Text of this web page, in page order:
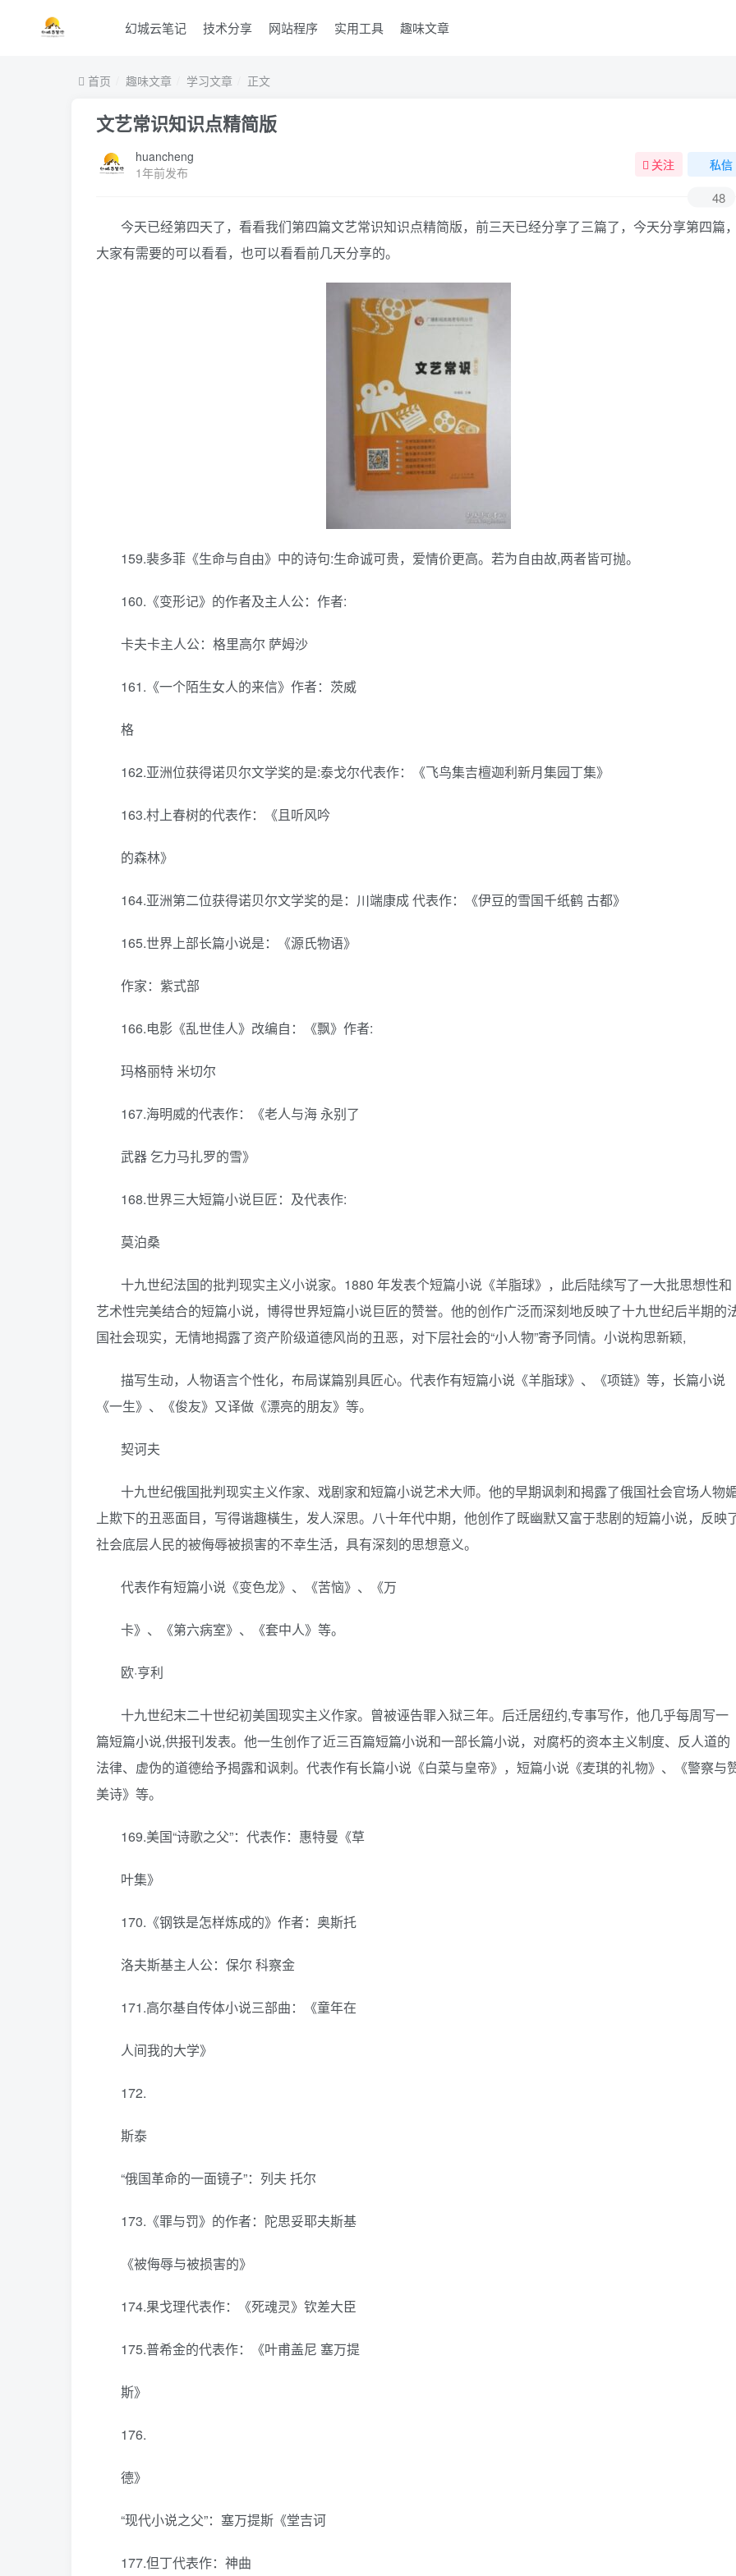
幻城云笔记 技术分享 网站程序 实用工具 趣味文章
首页 趣味文章 学习文章 正文
文艺常识知识点精简版
huancheng
1年前发布
关注 私信
48
今天已经第四天了，看看我们第四篇文艺常识知识点精简版，前三天已经分享了三篇了，今天分享第四篇
大家有需要的可以看看，也可以看看前几天分享的。
159.裴多菲《生命与自由》中的诗句:生命诚可贵，爱情价更高。若为自由故,两者皆可抛。
160.《变形记》的作者及主人公：作者:
卡夫卡主人公：格里高尔 萨姆沙
161.《一个陌生女人的来信》作者：茨威
格
162.亚洲位获得诺贝尔文学奖的是:泰戈尔代表作：《飞鸟集吉檀迦利新月集园丁集》
163.村上春树的代表作：《且听风吟
的森林》
164.亚洲第二位获得诺贝尔文学奖的是：川端康成 代表作：《伊豆的雪国千纸鹤 古都》
165.世界上部长篇小说是：《源氏物语》
作家：紫式部
166.电影《乱世佳人》改编自：《飘》作者:
玛格丽特 米切尔
167.海明威的代表作：《老人与海 永别了
武器 乞力马扎罗的雪》
168.世界三大短篇小说巨匠：及代表作:
莫泊桑
十九世纪法国的批判现实主义小说家。1880 年发表个短篇小说《羊脂球》，此后陆续写了一大批思想性和
艺术性完美结合的短篇小说，博得世界短篇小说巨匠的赞誉。他的创作广泛而深刻地反映了十九世纪后半期的
国社会现实，无情地揭露了资产阶级道德风尚的丑恶，对下层社会的“小人物”寄予同情。小说构思新颖,
描写生动，人物语言个性化，布局谋篇别具匠心。代表作有短篇小说《羊脂球》、《项链》等，长篇小说
《一生》、《俊友》又译做《漂亮的朋友》等。
契诃夫
十九世纪俄国批判现实主义作家、戏剧家和短篇小说艺术大师。他的早期讽刺和揭露了俄国社会官场人物
上欺下的丑恶面目，写得谐趣橫生，发人深思。八十年代中期，他创作了既幽默又富于悲剧的短篇小说，反映
社会底层人民的被侮辱被损害的不幸生活，具有深刻的思想意义。
代表作有短篇小说《变色龙》、《苦恼》、《万
卡》、《第六病室》、《套中人》等。
欧·亨利
十九世纪末二十世纪初美国现实主义作家。曾被诬告罪入狱三年。后迁居纽约,专事写作，他几乎每周写一
篇短篇小说,供报刊发表。他一生创作了近三百篇短篇小说和一部长篇小说，对腐朽的资本主义制度、反人道的
法律、虚伪的道德给予揭露和讽刺。代表作有长篇小说《白菜与皇帝》，短篇小说《麦琪的礼物》、《警察与
美诗》等。
169.美国“诗歌之父”：代表作：惠特曼《草
叶集》
170.《钢铁是怎样炼成的》作者：奥斯托
洛夫斯基主人公：保尔 科察金
171.高尔基自传体小说三部曲：《童年在
人间我的大学》
172.
斯泰
“俄国革命的一面镜子”：列夫 托尔
173.《罪与罚》的作者：陀思妥耶夫斯基
《被侮辱与被损害的》
174.果戈理代表作：《死魂灵》钦差大臣
175.普希金的代表作：《叶甫盖尼 塞万提
斯》
176.
德》
“现代小说之父”：塞万提斯《堂吉诃
177.但丁代表作：神曲